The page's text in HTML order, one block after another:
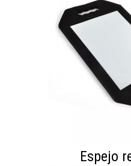
Espejo